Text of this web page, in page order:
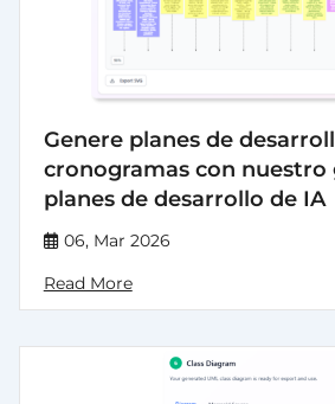
Genere planes de
cronogramas con nuestro
planes de desarrollo de IA
06, Mar 2026
Read More